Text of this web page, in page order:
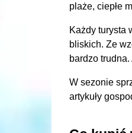
plaże, ciepłe
Każdy turysta
bliskich. Ze
bardzo
W sezonie
artykuły